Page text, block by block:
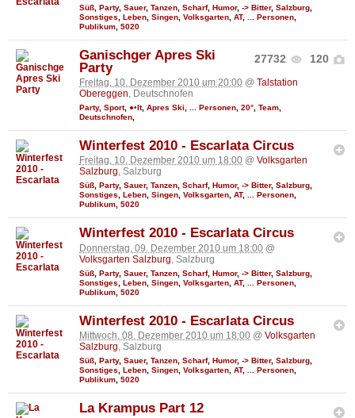
Süß Party, Sauer, Tanzen Scharf, Humor, -> Bitter, Salzburg
Sonstiges
Leben Singen Volksgarten AT, ... Personen
Publikum 5020
27732 120
Ganischger Apres Ski
Party
Freitag, 10. Dezember 2010 um 20:00 @ Talstation
Obereggen, Deutschnofen
Party, Sport, ●•It, Apres Ski ... Personen 20° Team
Deutschnofen
Winterfest 2010 - Escarlata Circus
Freitag, 10. Dezember 2010 um 18:00 @ Volksgarten
Salzburg, Salzburg
Süß, Party, Sauer, Tanzen, Scharf, Humor, -> Bitter, Salzburg,
Sonstiges, Leben, Singen, Volksgarten, AT, ... Personen,
Publikum, 5020
Winterfest 2010 - Escarlata Circus
Donnerstag, 09. Dezember 2010 um 18:00 @
Volksgarten Salzburg , Salzburg
Süß Party, Sauer, Tanzen Scharf, Humor, -> Bitter, Salzburg
Sonstiges
Leben Singen Volksgarten AT, ... Personen
Publikum 5020
Winterfest 2010 - Escarlata Circus
Mittwoch, 08. Dezember 2010 um 18:00 @ Volksgarten
Salzburg, Salzburg
Süß Party, Sauer, Tanzen Scharf, Humor, -> Bitter, Salzburg
Sonstiges
Leben Singen Volksgarten AT, ... Personen
Publikum 5020
La Krampus Part 12